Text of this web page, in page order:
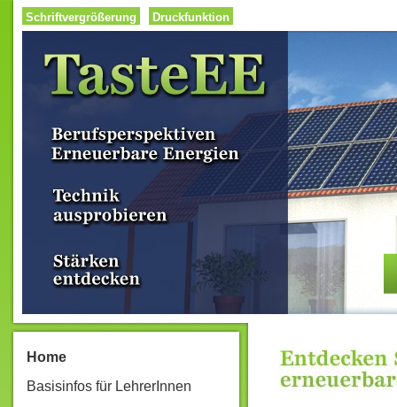
Schriftvergrößerung Druckfunktion
Home
Basisinfos für LehrerInnen